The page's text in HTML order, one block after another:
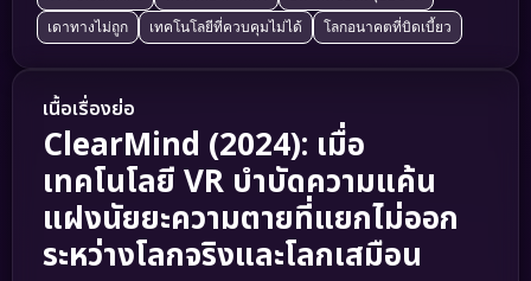
เดาทางไม่ถูก
เทคโนโลยีที่ควบคุมไม่ได้ โลกอนาคตที่บิดเบี้ยว
เนื้อเรื่องย่อ
ClearMind (2024): เมื่อ
เทคโนโลยี VR บำบัดความแค้น
แฝงนัยยะความตายที่แยกไม่ออก
ระหว่างโลกจริงและโลกเสมือน